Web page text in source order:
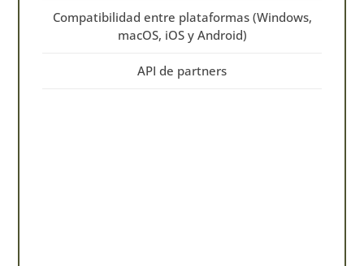
Compatibilidad entre plataformas (Windows,
macOS, iOS y Android)
API de partners